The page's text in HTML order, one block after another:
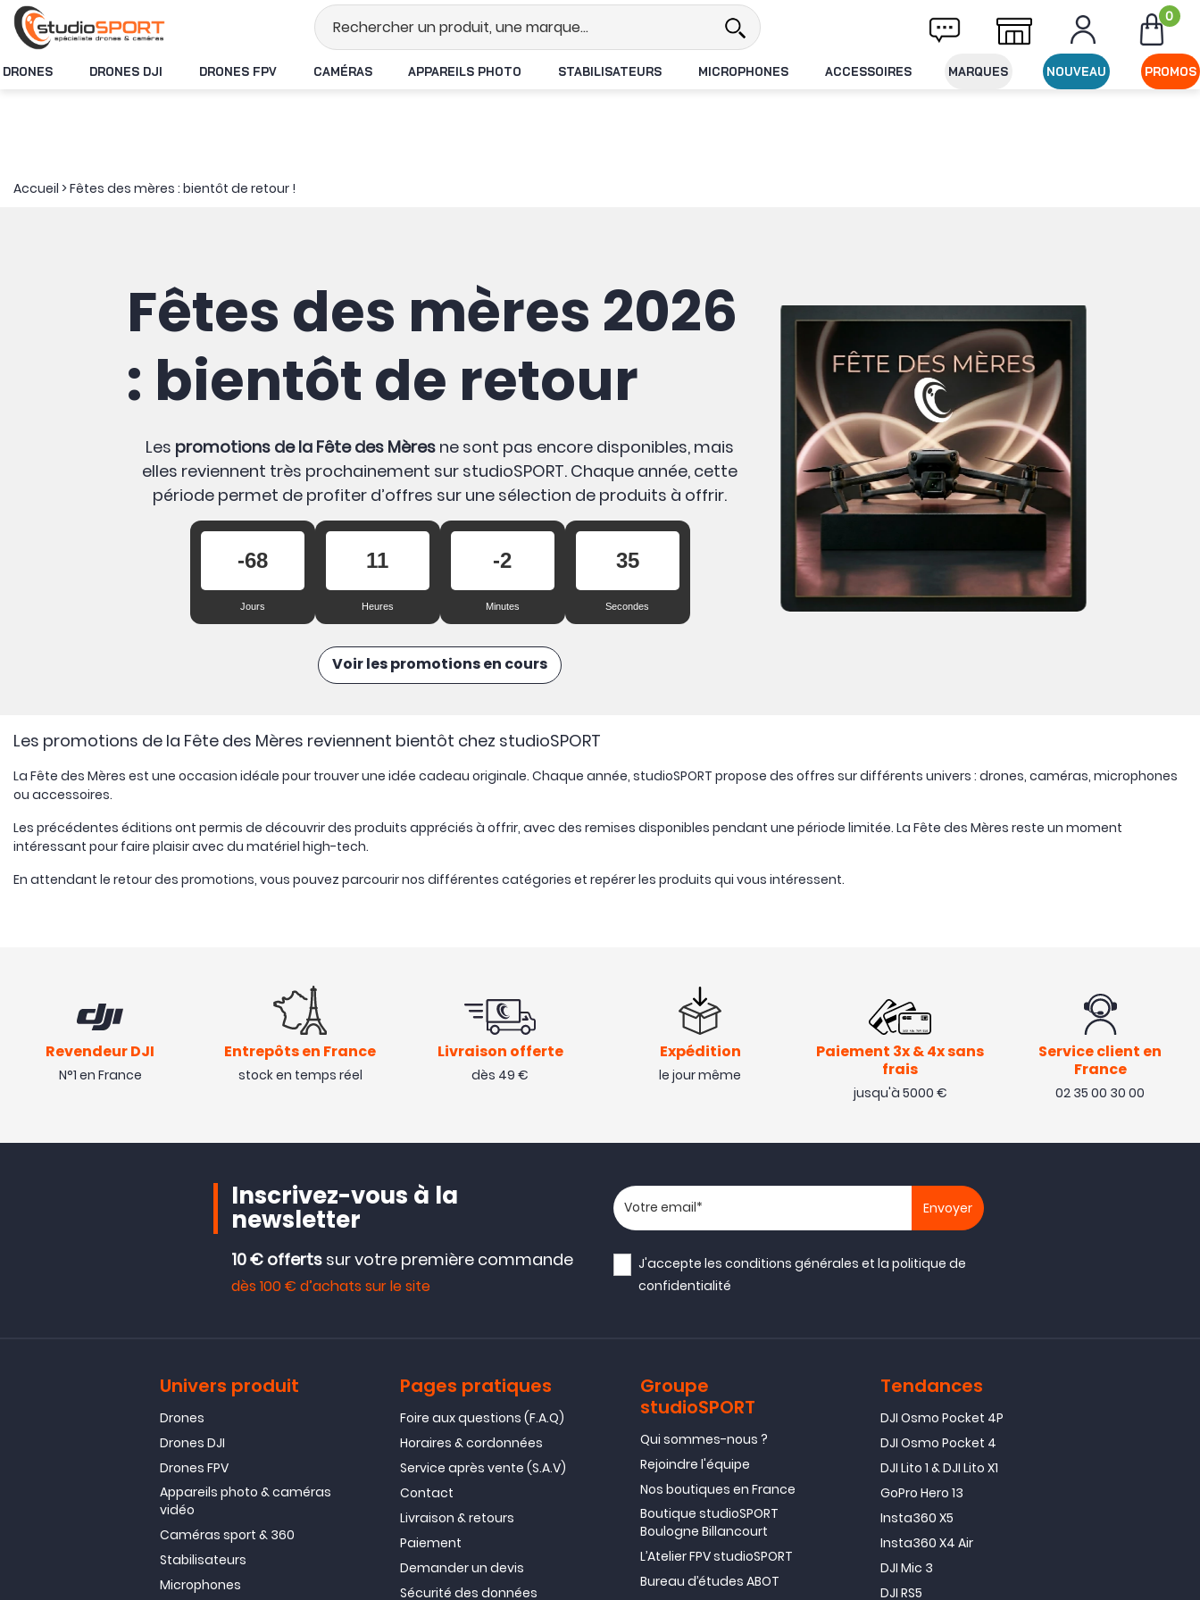
Stock en temps réel Livraison offerte dès 49€ d'achat 0
DRONES DRONES DJI DRONES FPV CAMÉRAS APPAREILS PHOTO STABILISATEURS MICROPHONES ACCESSOIRES MARQUES NOUVEAU PROMOS
Accueil >Fêtes des mères : bientôt de retour !
Fêtes des mères 2026
: bientôt de retour
Les promotions de la Fête des Mères ne sont pas encore disponibles, mais
elles reviennent très prochainement sur studioSPORT. Chaque année, cette
période permet de profiter d’offres sur une sélection de produits à offrir.
-68
Jours
11
Heures
-2
Minutes
35
Secondes
Voir les promotions en cours
Les promotions de la Fête des Mères reviennent bientôt chez studioSPORT
La Fête des Mères est une occasion idéale pour trouver une idée cadeau originale. Chaque année, studioSPORT propose des offres sur différents univers : drones, caméras, microphones
ou accessoires.
Les précédentes éditions ont permis de découvrir des produits appréciés à offrir, avec des remises disponibles pendant une période limitée. La Fête des Mères reste un moment
intéressant pour faire plaisir avec du matériel high-tech.
En attendant le retour des promotions, vous pouvez parcourir nos différentes catégories et repérer les produits qui vous intéressent.
Revendeur DJI
N°1 en France
Entrepôts en France
stock en temps réel
Livraison offerte
dès 49 €
Expédition
le jour même
Paiement 3x & 4x sans
frais
jusqu'à 5000 €
Service client en
France
02 35 00 30 00
Inscrivez-vous à la
newsletter
10 € offerts sur votre première commande
dès 100 € d’achats sur le site
Votre adresse email
J'accepte lesconditions générales et lapolitique de
confidentialité
Univers produit
Drones
Drones DJI
Drones FPV
Appareils photo & caméras
vidéo
Caméras sport & 360
Stabilisateurs
Microphones
Pages pratiques
Foire aux questions (F.A.Q)
Horaires & cordonnées
Service après vente (S.A.V)
Contact
Livraison & retours
Paiement
Demander un devis
Sécurité des données
Groupe
studioSPORT
Qui sommes-nous ?
Rejoindre l'équipe
Nos boutiques en France
Boutique studioSPORT
Boulogne Billancourt
L’Atelier FPV studioSPORT
Bureau d’études ABOT
Tendances
DJI Osmo Pocket 4P
DJI Osmo Pocket 4
DJI Lito 1 & DJI Lito X1
GoPro Hero 13
Insta360 X5
Insta360 X4 Air
DJI Mic 3
DJI RS5